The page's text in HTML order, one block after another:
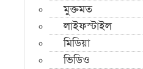
মুক্তমত
লাইফস্টাইল
মিডিয়া
ভিডিও